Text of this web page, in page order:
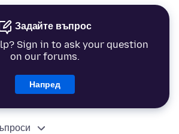
Задайте въпрос
Sign in to ask your question
on our forums.
Напред